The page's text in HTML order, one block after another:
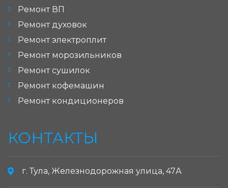
Ремонт ВП
Ремонт духовок
Ремонт электроплит
Ремонт морозильников
Ремонт сушилок
Ремонт кофемашин
Ремонт кондиционеров
КОНТАКТЫ
г. Тула, Железнодорожная улица, 47А